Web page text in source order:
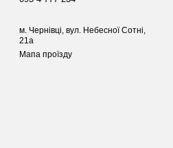
м. Чернівці, вул. Небесної Сотні,
21а
Мапа проїзду